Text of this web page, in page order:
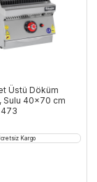
Üstü Döküm
Sulu 40×70 cm
473
Kargo